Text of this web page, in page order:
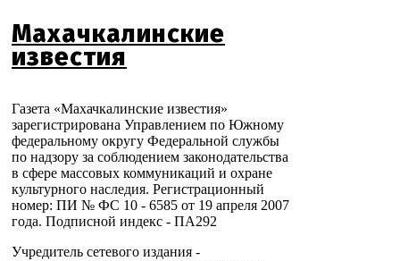
Махачкалинские
известия
Газета «Махачкалинские известия»
зарегистрирована Управлением по Южному
федеральному округу Федеральной службы
по надзору за соблюдением законодательства
в сфере массовых коммуникаций и охране
культурного наследия. Регистрационный
номер: ПИ № ФС 10 - 6585 от 19 апреля 2007
года. Подписной индекс - ПА292
Учредитель сетевого издания -